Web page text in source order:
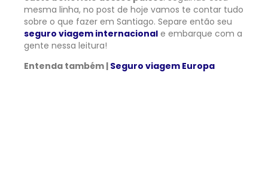
mesma linha, no post de hoje vamos te contar tudo
sobre o que fazer em Santiago. Separe então seu
seguro viagem internacional e embarque com a
gente nessa leitura!
Entenda também | Seguro viagem Europa